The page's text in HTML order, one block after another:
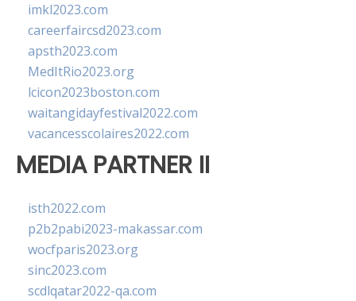
imkl2023.com
careerfaircsd2023.com
apsth2023.com
MedItRio2023.org
lcicon2023boston.com
waitangidayfestival2022.com
vacancesscolaires2022.com
MEDIA PARTNER II
isth2022.com
p2b2pabi2023-makassar.com
wocfparis2023.org
sinc2023.com
scdlqatar2022-qa.com